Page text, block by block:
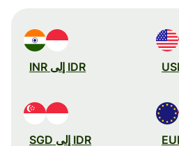
IDR إلى INR
IDR إلى SGD